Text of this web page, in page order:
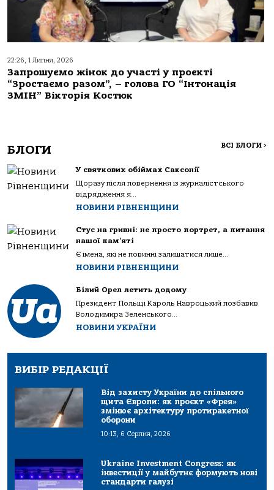
22:26, 1 Липня, 2026
Запрошуємо жінок до участі у проєкті
“Зростаємо разом”, – голова ГО “Інтонація
ЗМІН” Вікторія Костюк
БЛОГИ ВСІ БЛОГИ >
У святкових обіймах Саксонії
Щоразу після повернення із журналістського
відрядження я...
НОВИНИ РІВНЕНЩИНИ
Стус на гривні: не просто портрет, а питання
нашої пам’яті
Є імена, які не повинні залишатися лише...
НОВИНИ РІВНЕНЩИНИ
Білий Орел летить додому
Президент Польщі Кароль Навроцький позбавив
Володимира Зеленського...
НОВИНИ УКРАЇНИ
ВИБІР РЕДАКЦІЇ
Від захисту України до спільного
щита Європи: як проєкт «Фрея»
змінює архітектуру протиракетної
оборони
10:13, 6 Серпня, 2026
Ukraine Investment Congress: як
інвестиції у майбутнє формують нові
стандарти галузі